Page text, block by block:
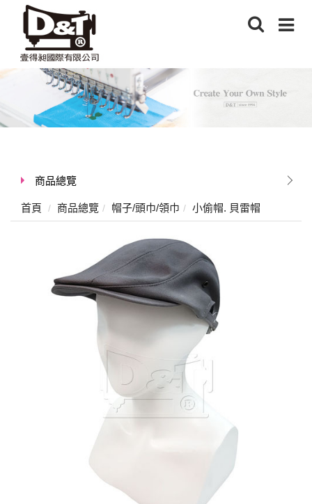
商品總覽
首頁 商品總覽 帽子/頭巾/領巾 小偷帽. 貝雷帽